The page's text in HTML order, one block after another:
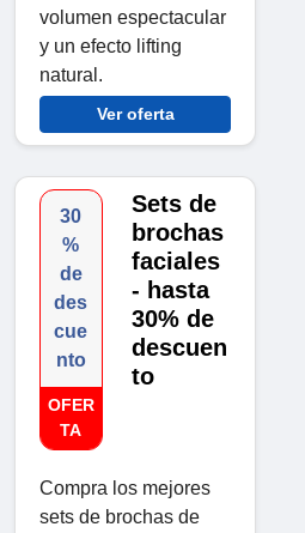
volumen espectacular
y un efecto lifting
natural.
Ver oferta
30
%
de
des
cue
nto
OFER
TA
Sets de
brochas
faciales
- hasta
30% de
descuen
to
Compra los mejores
sets de brochas de